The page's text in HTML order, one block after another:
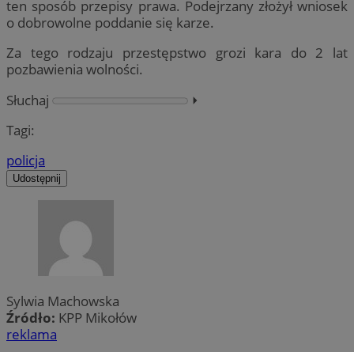
ten sposób przepisy prawa. Podejrzany złożył wniosek
o dobrowolne poddanie się karze.
Za tego rodzaju przestępstwo grozi kara do 2 lat
pozbawienia wolności.
Słuchaj
⏵︎
Tagi:
policja
Udostępnij
Sylwia Machowska
Źródło: KPP Mikołów
reklama